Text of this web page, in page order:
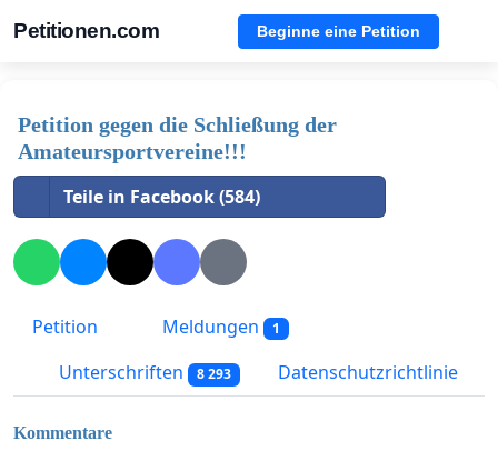
Petitionen.com Beginne eine Petition
Petition gegen die Schließung der
Amateursportvereine!!!
Teile in Facebook (584)
Petition Meldungen 1
Unterschriften 8 293 Datenschutzrichtlinie
Kommentare